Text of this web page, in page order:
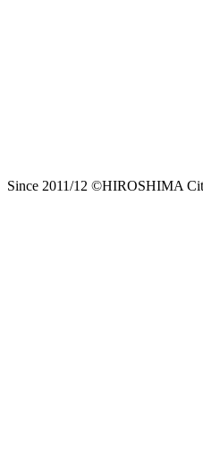
Since 2011/12 ©HIROSHIMA